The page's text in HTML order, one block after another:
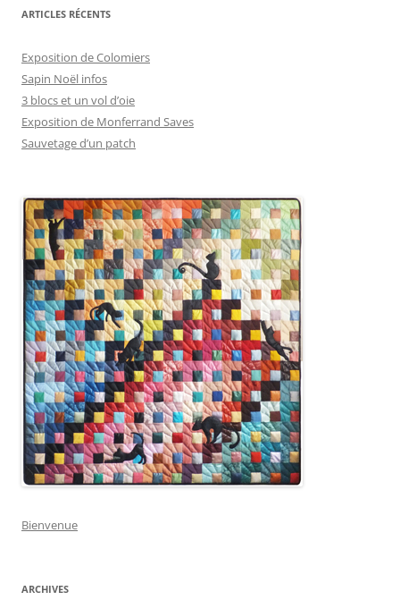
ARTICLES RÉCENTS
Exposition de Colomiers
Sapin Noël infos
3 blocs et un vol d’oie
Exposition de Monferrand Saves
Sauvetage d’un patch
Bienvenue
ARCHIVES